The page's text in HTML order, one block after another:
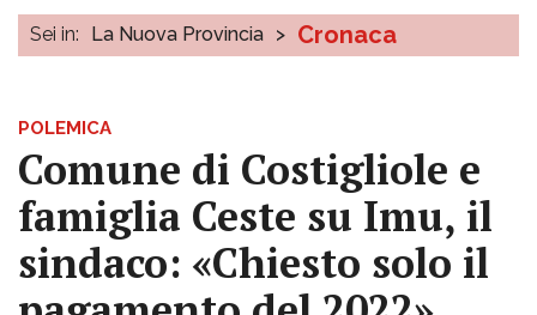
Sei in: La Nuova Provincia > Cronaca
POLEMICA
Comune di Costigliole e
famiglia Ceste su Imu, il
sindaco: «Chiesto solo il